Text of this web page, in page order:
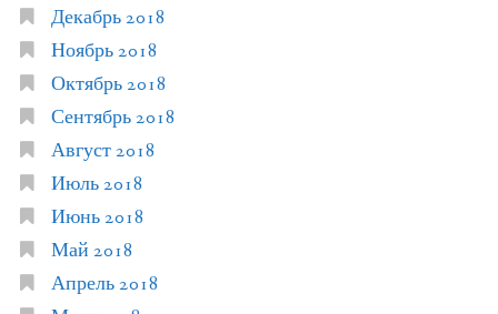
Декабрь 2018
Ноябрь 2018
Октябрь 2018
Сентябрь 2018
Август 2018
Июль 2018
Июнь 2018
Май 2018
Апрель 2018